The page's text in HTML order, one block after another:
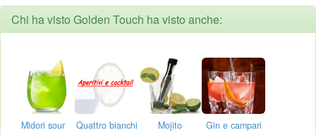
Chi ha visto Golden Touch ha visto anche:
Midori sour Quattro bianchi Mojito Gin e campari